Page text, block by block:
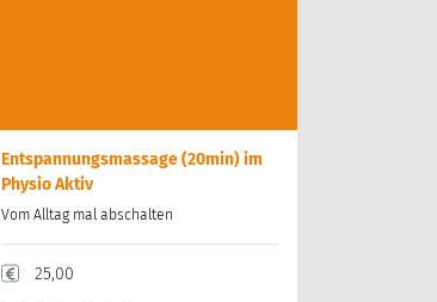
Entspannungsmassage (20min) im
Physio Aktiv
Vom Alltag mal abschalten
25,00